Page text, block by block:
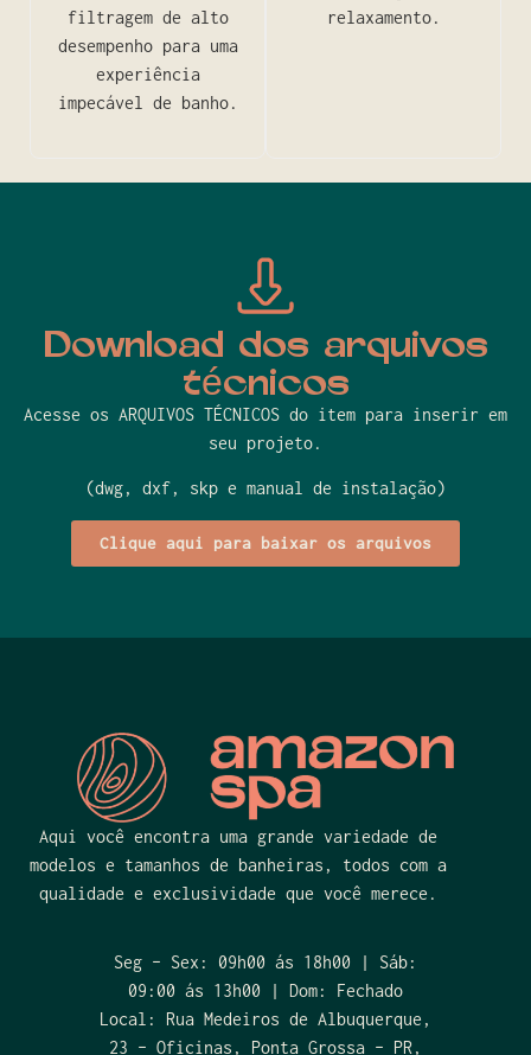
filtragem de alto
desempenho para uma
experiência
impecável de banho.
relaxamento.
Download dos arquivos
técnicos
Acesse os ARQUIVOS TÉCNICOS do item para inserir em
seu projeto.
(dwg, dxf, skp e manual de instalação)
Clique aqui para baixar os arquivos
Aqui você encontra uma grande variedade de
modelos e tamanhos de banheiras, todos com a
qualidade e exclusividade que você merece.
Seg – Sex: 09h00 ás 18h00 | Sáb:
09:00 ás 13h00 | Dom: Fechado
Local: Rua Medeiros de Albuquerque,
23 – Oficinas, Ponta Grossa – PR,